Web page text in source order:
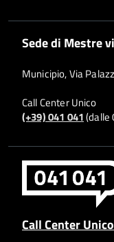
Sede di Mestre
Municipio, Via
Call Center Unico
(+39) 041 041(dalle
Call Center Unico